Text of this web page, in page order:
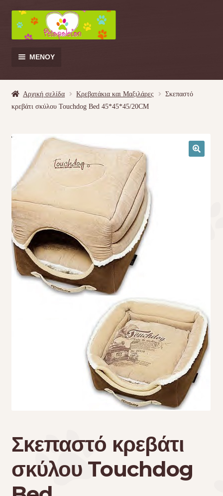
Απευθείας
μετάβαση
στην
πλοήγηση
Μετάβαση
σε
περιεχόμενο
ΜΕΝΟΎ
Σκύλος
Κουνέλι
Κρεβατάκια
Τσάντες μεταφοράς
Επικοινωνία
Αρχική σελίδα Κρεβατάκια και Μαξιλάρες
Σκεπαστό
κρεβάτι σκύλου Touchdog Bed 45*45*45/20CM
Σκεπαστό κρεβάτι
σκύλου Touchdog